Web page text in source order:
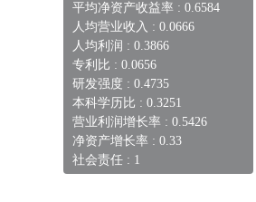
平均净资产收益率 : 0.6584
人均营业收入 : 0.0666
人均利润 : 0.3866
专利比 : 0.0656
研发强度 : 0.4735
本科学历比 : 0.3251
营业利润增长率 : 0.5426
净资产增长率 : 0.33
社会责任 : 1